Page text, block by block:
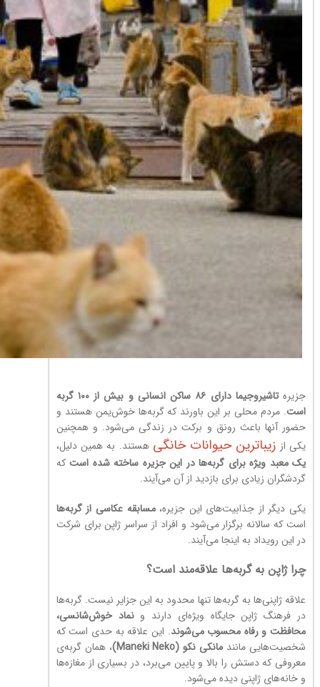
جزیره
تاشیروجیما دارای ۸۶ ساکن انسانی و بیش از ۱۰۰ گربه
است. مردم محلی بر این باورند که گربه‌ها خوش‌یمن هستند و
حضور آنها باعث رونق و برکت در زندگی می‌شود. و همچنین
یکی از زیباترین حیوانات خانگی هستند. به همین دلیل،
یک معبد ویژه برای گربه‌ها در این جزیره ساخته شده استکه
گردشگران زیادی برای بازدید از آن می‌آیند.
یکی دیگر از جذابیت‌های این جزیره،مسابقه عکاسی از گربه‌ها
است که سالانه برگزار می‌شود و افراد از سراسر ژاپن برای شرکت
در این رویداد به اینجا می‌آیند.
چرا ژاپن به گربه‌ها علاقه‌مند است؟
علاقه ژاپنی‌ها به گربه‌ها تنها محدود به این جزایر نیست. گربه‌ها
در فرهنگ ژاپن جایگاه ویژه‌ای دارند ونماد خوش‌شانسی،
محافظت و رفاه محسوب می‌شوند. این علاقه به حدی است که
شخصیت‌هایی مانند مانکی نکو (Maneki Neko)
، همان گربه‌ی
معروفی که دستش را بالا و پایین می‌برد، در بسیاری از مغازه‌ها
و خانه‌های ژاپنی دیده می‌شود.